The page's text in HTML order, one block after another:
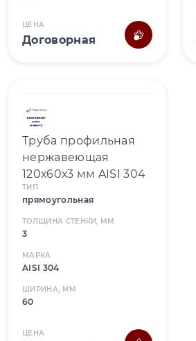
ЦЕНА
Договорная
Труба профильная
нержавеющая
120х60х3 мм AISI 304
ТИП
прямоугольная
ТОЛЩИНА СТЕНКИ, ММ
3
МАРКА
AISI 304
ШИРИНА, ММ
60
ЦЕНА